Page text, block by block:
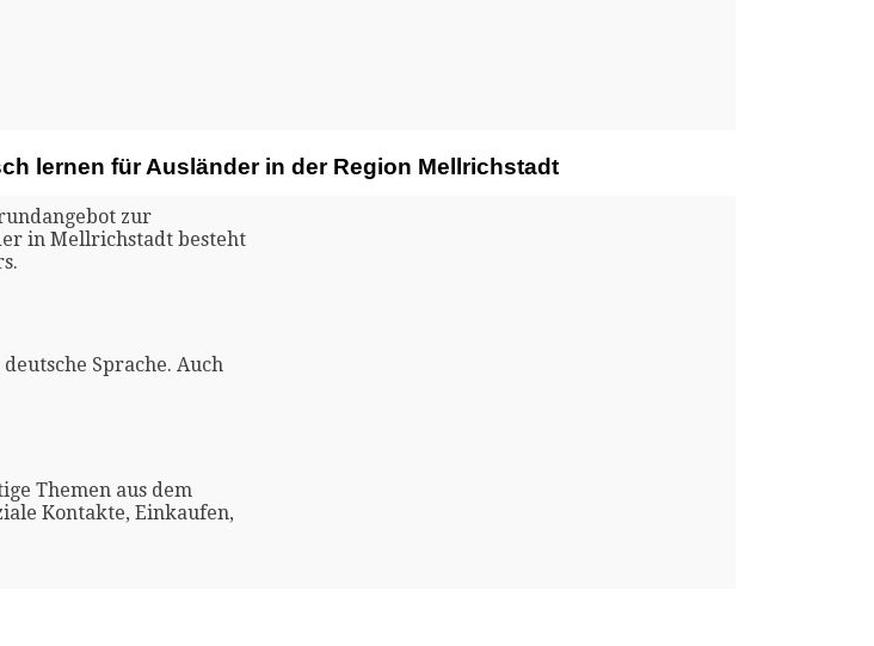
lernen für Ausländer in der Region Mellrichstadt
zur
in Mellrichstadt besteht
Sprache. Auch
Themen aus dem
Kontakte, Einkaufen,